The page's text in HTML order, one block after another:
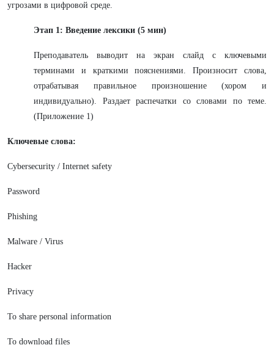
угрозами в цифровой среде.
Этап 1: Введение лексики (5 мин)
Преподаватель выводит на экран слайд с ключевыми
терминами и краткими пояснениями. Произносит слова,
отрабатывая правильное произношение (хором и
индивидуально). Раздает распечатки со словами по теме.
(Приложение 1)
Ключевые слова:
Cybersecurity / Internet safety
Password
Phishing
Malware / Virus
Hacker
Privacy
To share personal information
To download files